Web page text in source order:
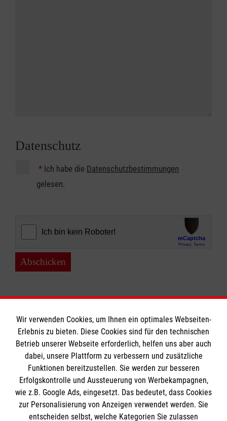
Datenschutz
* Ich habe die Datenschutzbestimmungen
gelesen.
Abschicken
Informationen
Impressum
Datenschutz
Kontakt
Die Malteser
Wir verwenden Cookies, um Ihnen ein optimales Webseiten-
Erlebnis zu bieten. Diese Cookies sind für den technischen
Betrieb unserer Webseite erforderlich, helfen uns aber auch
dabei, unsere Plattform zu verbessern und zusätzliche
Funktionen bereitzustellen. Sie werden zur besseren
Erfolgskontrolle und Aussteuerung von Werbekampagnen,
wie z.B. Google Ads, eingesetzt. Das bedeutet, dass Cookies
zur Personalisierung von Anzeigen verwendet werden. Sie
entscheiden selbst, welche Kategorien Sie zulassen